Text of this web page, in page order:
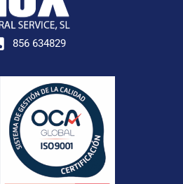
856 634829